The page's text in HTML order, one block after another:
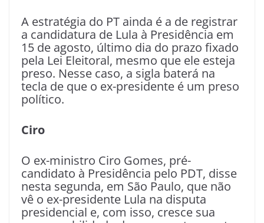
A estratégia do PT ainda é a de registrar
a candidatura de Lula à Presidência em
15 de agosto, último dia do prazo fixado
pela Lei Eleitoral, mesmo que ele esteja
preso. Nesse caso, a sigla baterá na
tecla de que o ex-presidente é um preso
político.
Ciro
O ex-ministro Ciro Gomes, pré-
candidato à Presidência pelo PDT, disse
nesta segunda, em São Paulo, que não
vê o ex-presidente Lula na disputa
presidencial e, com isso, cresce sua